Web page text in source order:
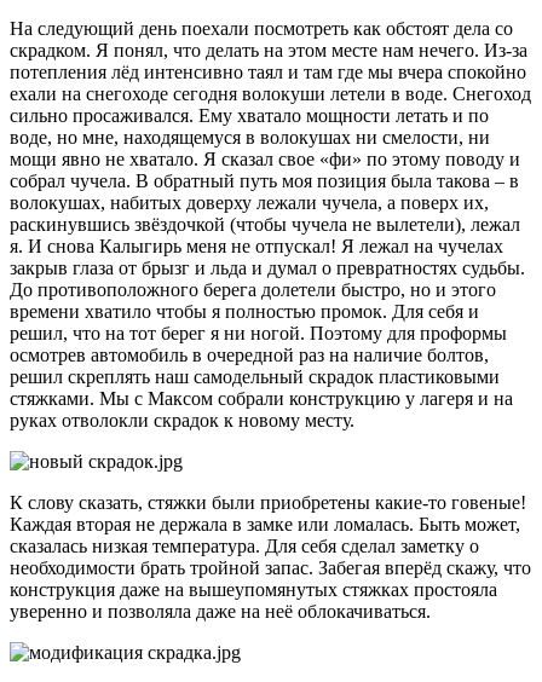
На следующий день поехали посмотреть как обстоят дела со
скрадком. Я понял, что делать на этом месте нам нечего. Из-за
потепления лёд интенсивно таял и там где мы вчера спокойно
ехали на снегоходе сегодня волокуши летели в воде. Снегоход
сильно просаживался. Ему хватало мощности летать и по
воде, но мне, находящемуся в волокушах ни смелости, ни
мощи явно не хватало. Я сказал свое «фи» по этому поводу и
собрал чучела. В обратный путь моя позиция была такова – в
волокушах, набитых доверху лежали чучела, а поверх их,
раскинувшись звёздочкой (чтобы чучела не вылетели), лежал
я. И снова Калыгирь меня не отпускал! Я лежал на чучелах
закрыв глаза от брызг и льда и думал о превратностях судьбы.
До противоположного берега долетели быстро, но и этого
времени хватило чтобы я полностью промок. Для себя и
решил, что на тот берег я ни ногой. Поэтому для проформы
осмотрев автомобиль в очередной раз на наличие болтов,
решил скреплять наш самодельный скрадок пластиковыми
стяжками. Мы с Максом собрали конструкцию у лагеря и на
руках отволокли скрадок к новому месту.
К слову сказать, стяжки были приобретены какие-то говеные!
Каждая вторая не держала в замке или ломалась. Быть может,
сказалась низкая температура. Для себя сделал заметку о
необходимости брать тройной запас. Забегая вперёд скажу, что
конструкция даже на вышеупомянутых стяжках простояла
уверенно и позволяла даже на неё облокачиваться.